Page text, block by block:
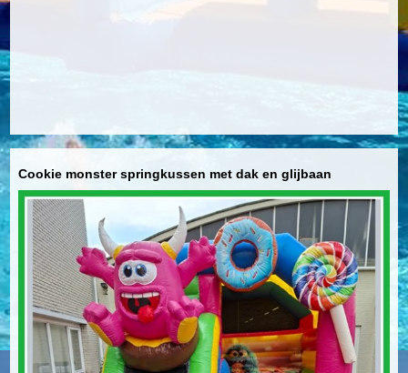
Cookie monster springkussen met dak en glijbaan